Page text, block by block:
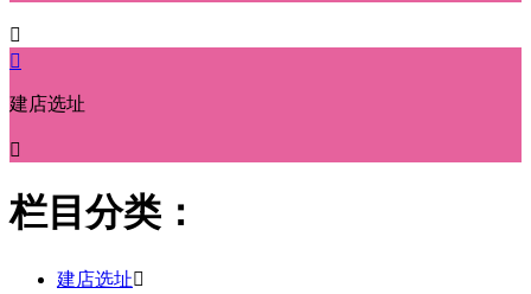


建店选址

栏目分类：
建店选址